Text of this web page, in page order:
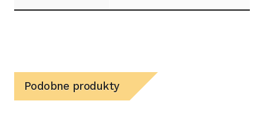
Podobne produkty